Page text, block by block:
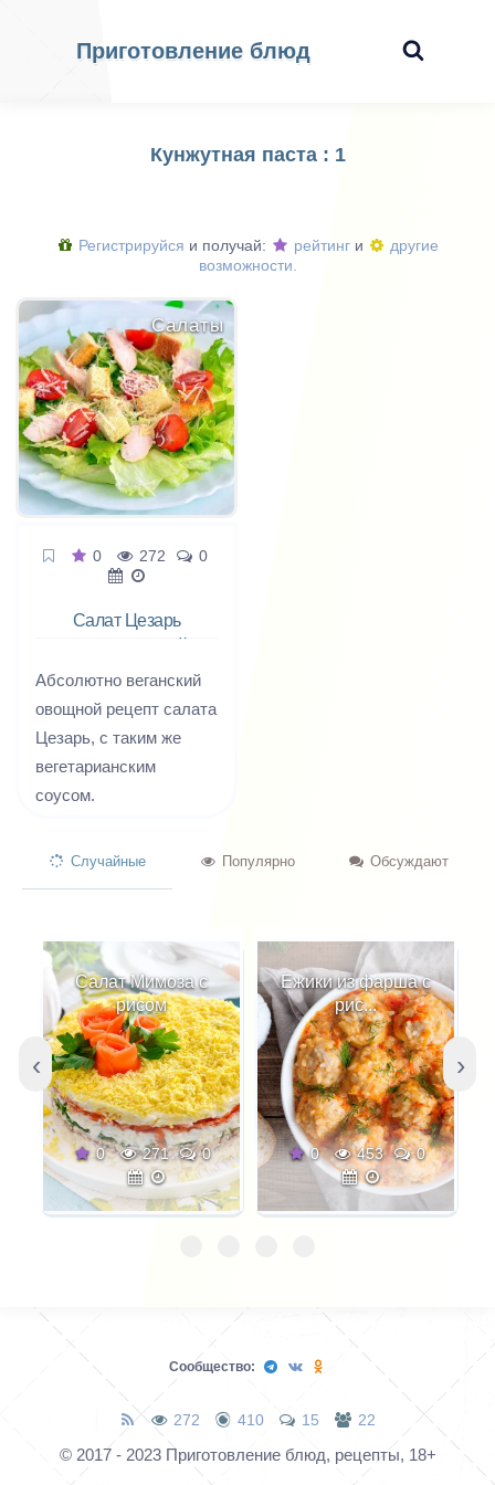
Приготовление блюд
Кунжутная паста : 1
Регистрируйся и получай: рейтинг и
другие
возможности.
Салаты
0 272 0
Салат Цезарь
Абсолютно веганский
овощной рецепт салата
Цезарь, с таким же
вегетарианским
соусом.
Случайные Популярно Обсуждают
Салат Мимоза с
рисом
0 271 0
Ежики из фарша с
рис...
0 453 0
‹ ›
Сообщество:
272 410 15 22
© 2017 - 2023 Приготовление блюд, рецепты, 18+